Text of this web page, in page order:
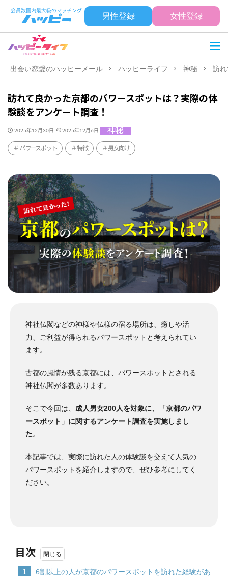
男性登録 女性登録
出会い恋愛のハッピーメール ハッピーライフ 神秘 訪
訪れて良かった京都のパワースポットは？実際の体
験談をアンケート調査！
2025年12月30日 2025年12月6日 神秘
パワースポット 特徴 男女向け
神社仏閣などの神様や仏様の宿る場所は、癒しや活
力、ご利益が得られるパワースポットと考えられてい
ます。
古都の風情が残る京都には、パワースポットとされる
神社仏閣が多数あります。
そこで今回は、 成人男女200人を対象に、「京都のパワ
ースポット」に関するアンケート調査を実施しまし
た。
本記事では、実際に訪れた人の体験談を交えて人気の
パワースポットを紹介しますので、ぜひ参考にしてく
ださい。
目次
1
6割以上の人が京都のパワースポットを訪れた経験があ